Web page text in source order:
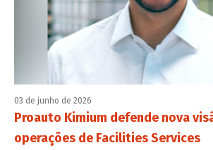
03 de junho de 2026
Proauto Kimium defende nova
operações de Facilities Services